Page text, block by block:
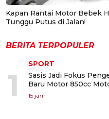
Kapan Rantai Motor Bebek
Tunggu Putus di Jalan!
BERITA TERPOPULER
1
SPORT
Sasis Jadi Fokus
Baru Motor 850cc
15 jam